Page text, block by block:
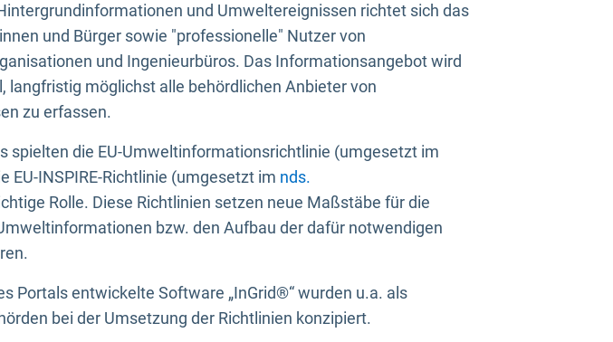
und Umweltereignissen richtet sich das
und Bürger sowie "professionelle" Nutzer von
und Ingenieurbüros. Das Informationsangebot wird
langfristig möglichst alle behördlichen Anbieter von
zu erfassen.
spielten die EU-Umweltinformationsrichtlinie (umgesetzt im
EU-INSPIRE-Richtlinie (umgesetzt im nds.
Rolle. Diese Richtlinien setzen neue Maßstäbe für die
bzw. den Aufbau der dafür notwendigen
Portals entwickelte Software „InGrid®“ wurden u.a. als
bei der Umsetzung der Richtlinien konzipiert.